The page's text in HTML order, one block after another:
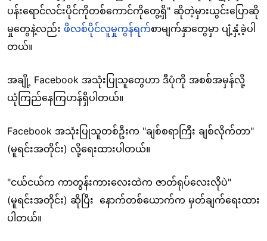
ပန်းရောင်လင်းပိုင်ကိုတစ်ကောင်ကိုတွေ့ရှိ" ဆိုတဲ့မှားယွင်းပြောဆို
မှုတွေနဲ့လည်း ဖိလစ်ပိုင်လူမှုကွန်ရက်စာမျက်နှာတွေမှာ ပျံ့နှံ့ခဲ့ပါ
တယ်။
အချို့ Facebook အသုံးပြုသူတွေဟာ ဒီပုံကို အစစ်အမှန်လို့
ယုံကြည်နေကြဟန်ရှိပါတယ်။
Facebook အသုံးပြုသူတစ်ဦးက "ချစ်စရာကြီး ချစ်လိုက်တာ"
(မူရင်းအတိုင်း) လို့ရေးထားပါတယ်။
"ငယ်ငယ်က ကာတွန်းကားလေးထဲက ဇာတ်ရုပ်လေးလိုပဲ"
(မူရင်းအတိုင်း) ဆို ပြီး နောက်တစ်ယောက်က မှတ်ချက်ရေးထား
ပါတယ်။